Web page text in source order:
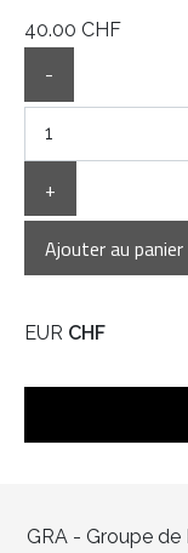
EUR CHF
40.00 CHF
-
+
GRA - Groupe